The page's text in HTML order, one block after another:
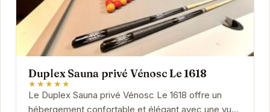
Duplex Sauna privé Vénosc Le 1618
★★★★★
Le Duplex Sauna privé Vénosc Le 1618 offre un
hébergement confortable et élégant avec une vue